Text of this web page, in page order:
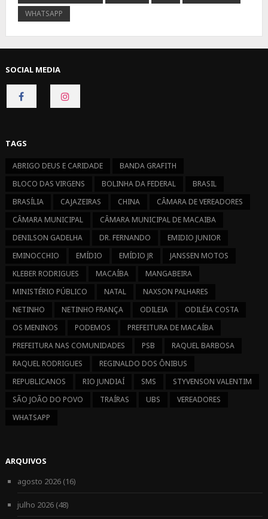
WHATSAPP
SOCIAL MEDIA
CONNECT
ON
TAGS
ABRIGO DEUS E CARIDADE
BANDA GRAFITH
BLOCO DAS VIRGENS
BOLINHA DA FEDERAL
BRASIL
BRASÍLIA
CAJAZEIRAS CHINA
CÂMARA DE VEREADORES
CÂMARA MUNICIPAL
CÂMARA MUNICIPAL DE MACAIBA
DENILSON GADELHA
DR. FERNANDO
EMIDIO JUNIOR
EMINOCCHIO
EMÍDIO EMÍDIO JR
JANSSEN MOTOS
KLEBER RODRIGUES
MACAÍBA
MANGABEIRA
MINISTÉRIO PÚBLICO
NATAL
NAXSON PALHARES
NETINHO
NETINHO FRANÇA ODILEIA
ODILÉIA COSTA
OS MENINOS
PODEMOS
PREFEITURA DE MACAÍBA
PREFEITURA NAS COMUNIDADES
PSB
RAQUEL BARBOSA
RAQUEL RODRIGUES
REGINALDO DOS ÔNIBUS
REPUBLICANOS
RIO JUNDIAÍ SMS
STYVENSON VALENTIM
SÃO JOÃO DO POVO
TRAÍRAS UBS
VEREADORES
WHATSAPP
ARQUIVOS
agosto 2026(16)
julho 2026(48)